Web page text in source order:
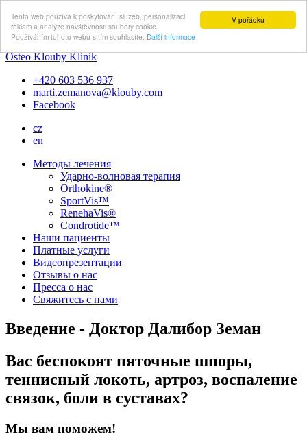
V pořádku
Tento web používá k poskytování služeb, personalizaci
reklam a analýze návštěvnosti soubory cookie.
Používáním tohoto webu s tím souhlasíte. Další informace
Osteo Klouby Klinik
+420 603 536 937
marti.zemanova@klouby.com
Facebook
cz
en
Методы лечения
Ударно-волновая терапия
Orthokine®
SportVis™
RenehaVis®
Condrotide™
Наши пациенты
Платные услуги
Видеопрезентации
Отзывы о нас
Пресса о нас
Свяжитесь с нами
Введение - Доктор Далибор Земан
Вас беспокоят пяточные шпоры,
теннисный локоть, артроз, воспаление
связок, боли в суставах?
Мы вам поможем!